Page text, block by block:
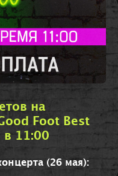
на
Foot Best
11:00
(26 мая):